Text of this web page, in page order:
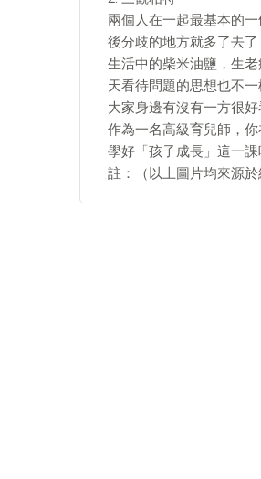
兩個人在一起最基本的
後分歧的地方就多了去
生活中的柴米油鹽，生
天看待問題的思想也不
大家身邊有沒有一方很
作為一名高級育兒師，
學好「孩子成長」這一
註：（以上圖片均來源